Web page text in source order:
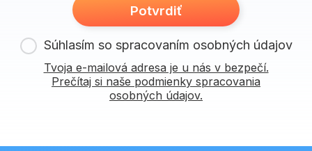
Potvrdiť
Súhlasím so spracovaním osobných údajov
Tvoja e-mailová adresa je u nás v bezpečí.
Prečítaj si naše podmienky spracovania
osobných údajov.